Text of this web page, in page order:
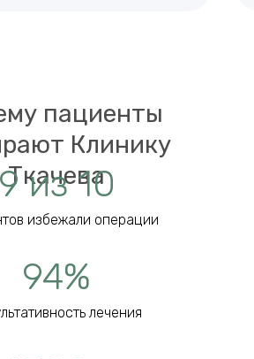
пациенты
Клинику
Ткачева
избежали операции
9 из 10
94%
лечения